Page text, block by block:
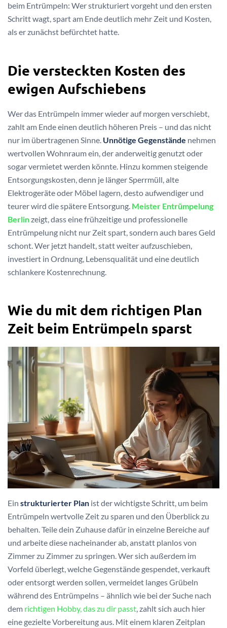
beim Entrümpeln: Wer strukturiert vorgeht und den ersten
Schritt wagt, spart am Ende deutlich mehr Zeit und Kosten,
als er zunächst befürchtet hatte.
Die versteckten Kosten des
ewigen Aufschiebens
Wer das Entrümpeln immer wieder auf morgen verschiebt,
zahlt am Ende einen deutlich höheren Preis – und das nicht
nur im übertragenen Sinne. Unnötige Gegenstände nehmen
wertvollen Wohnraum ein, der anderweitig genutzt oder
sogar vermietet werden könnte. Hinzu kommen steigende
Entsorgungskosten, denn je länger Sperrmüll, alte
Elektrogeräte oder Möbel lagern, desto aufwendiger und
teurer wird die spätere Entsorgung. Meister Entrümpelung
Berlinzeigt, dass eine frühzeitige und professionelle
Entrümpelung nicht nur Zeit spart, sondern auch bares Geld
schont. Wer jetzt handelt, statt weiter aufzuschieben,
investiert in Ordnung, Lebensqualität und eine deutlich
schlankere Kostenrechnung.
Wie du mit dem richtigen Plan
Zeit beim Entrümpeln sparst
Ein strukturierter Plan ist der wichtigste Schritt, um beim
Entrümpeln wertvolle Zeit zu sparen und den Überblick zu
behalten. Teile dein Zuhause dafür in einzelne Bereiche auf
und arbeite diese nacheinander ab, anstatt planlos von
Zimmer zu Zimmer zu springen. Wer sich außerdem im
Vorfeld überlegt, welche Gegenstände gespendet, verkauft
oder entsorgt werden sollen, vermeidet langes Grübeln
während des Entrümpelns – ähnlich wie bei der Suche nach
dem richtigen Hobby, das zu dir passt , zahlt sich auch hier
eine gezielte Vorbereitung aus. Mit einem klaren Zeitplan